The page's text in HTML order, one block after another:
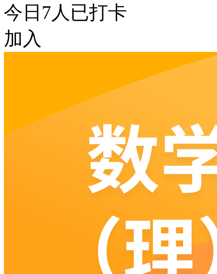
今日 7人已打卡
加入